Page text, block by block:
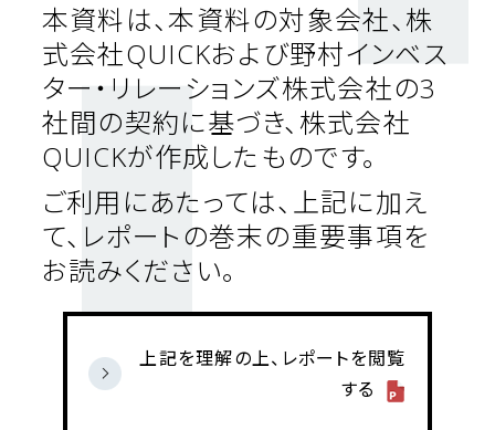
本資料は、本資料の対象会社、株
式会社QUICKおよび野村インベス
ター・リレーションズ株式会社の3
社間の契約に基づき、株式会社
QUICKが作成したものです。
ご利用にあたっては、上記に加え
て、レポートの巻末の重要事項を
お読みください。
上記を理解の上、レポートを閲覧
する